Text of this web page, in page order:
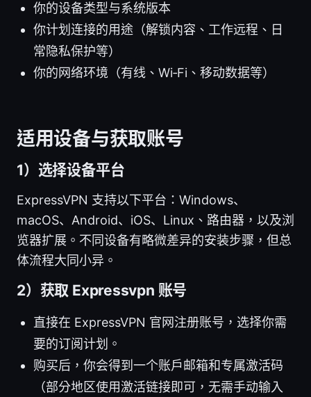
你的设备类型与系统版本
你计划连接的用途（解锁内容、工作远程、日
常隐私保护等）
你的网络环境（有线、Wi‑Fi、移动数据等）
适用设备与获取账号
1）选择设备平台
ExpressVPN 支持以下平台：Windows、
macOS、Android、iOS、Linux、路由器，以及浏
览器扩展。不同设备有略微差异的安装步骤，但总
体流程大同小异。
2）获取 Expressvpn 账号
直接在 ExpressVPN 官网注册账号，选择你需
要的订阅计划。
购买后，你会得到一个账户邮箱和专属激活码
（部分地区使用激活链接即可，无需手动输入